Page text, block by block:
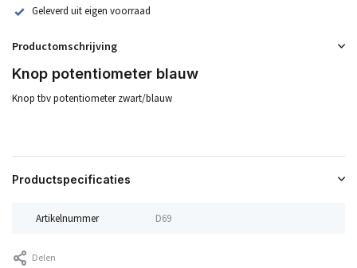
Geleverd uit eigen voorraad
Productomschrijving
Knop potentiometer blauw
Knop tbv potentiometer zwart/blauw
Productspecificaties
Artikelnummer D69
Delen